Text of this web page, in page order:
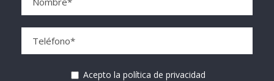
Acepto la política de privacidad